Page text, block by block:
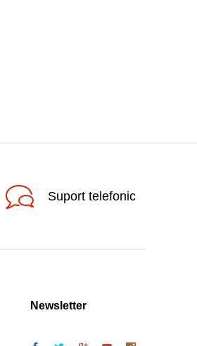
Suport telefonic
Newsletter